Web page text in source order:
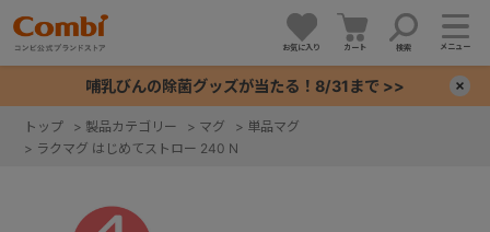
お気に入り カート 検索 メニュー
哺乳びんの除菌グッズが当たる！8/31まで >>
トップ > 製品カテゴリー > マグ > 単品マグ
> ラクマグ はじめてストロー 240 N